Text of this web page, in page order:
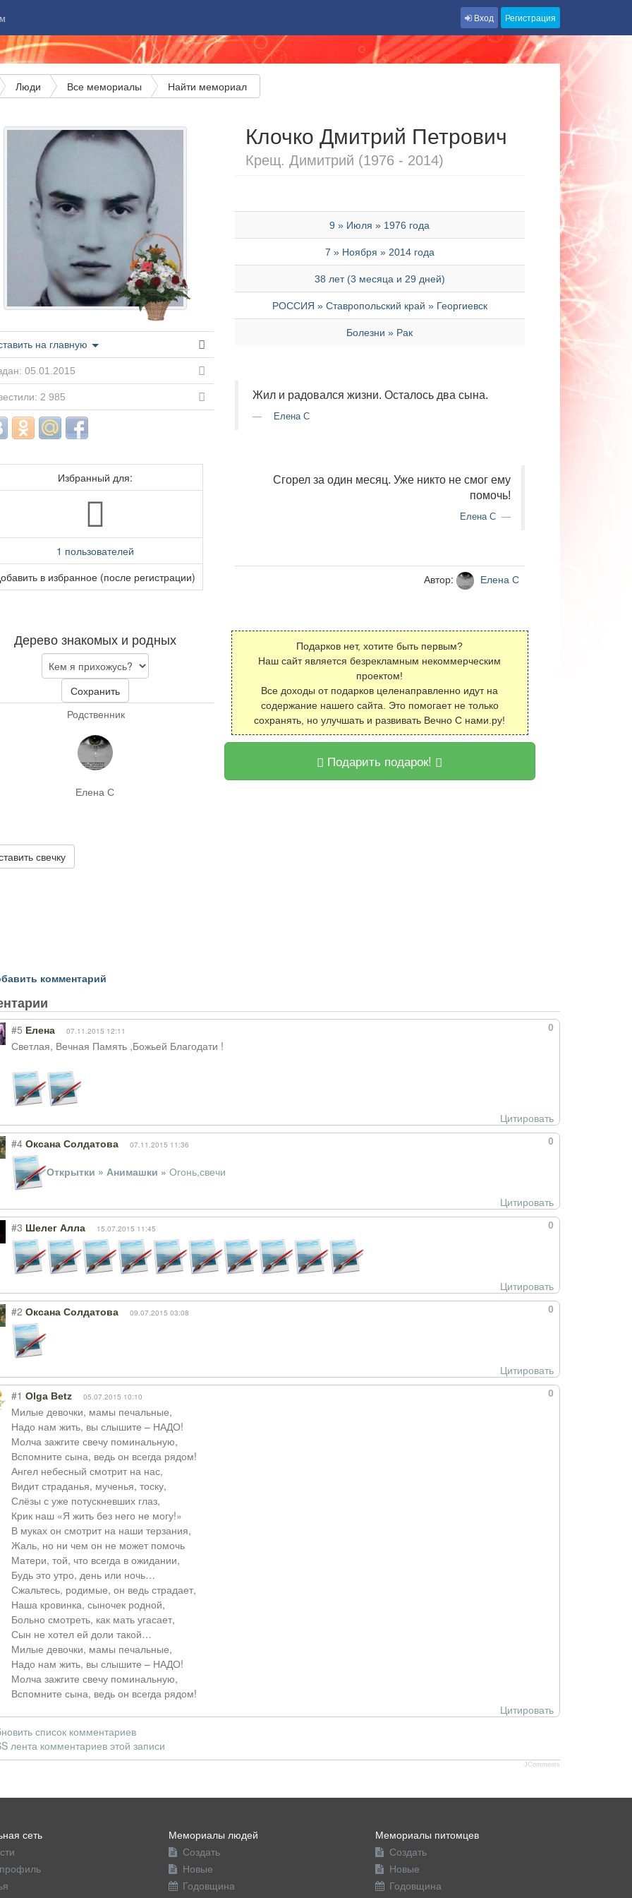
Вход Регистрация
Люди Все мемориалы Найти мемориал
на главную
05.01.2015
2 985
Избранный для:
1 пользователей
в избранное (после регистрации)
Дерево знакомых и родных
Сохранить
Родственник
Елена С
свечку
Клочко Дмитрий Петрович
Крещ. Димитрий (1976 - 2014)
9 » Июля » 1976 года
7 » Ноября » 2014 года
38 лет (3 месяца и 29 дней)
РОССИЯ » Ставропольский край » Георгиевск
Болезни » Рак
Жил и радовался жизни. Осталось два сына.
Елена С
Сгорел за один месяц. Уже никто не смог ему
помочь!
Елена С
Автор: Елена С
Подарков нет, хотите быть первым?
Наш сайт является безрекламным некоммерческим
проектом!
Все доходы от подарков целенаправленно идут на
содержание нашего сайта. Это помогает не только
сохранять, но улучшать и развивать Вечно С нами.ру!
Подарить подарок!
комментарий
0
#5 Елена 07.11.2015 12:11
Светлая, Вечная Память ,Божьей Благодати !
Цитировать
0
#4 Оксана Солдатова 07.11.2015 11:36
Открытки » Анимашки » Огонь,свечи
Цитировать
0
#3 Шелег Алла 15.07.2015 11:45
Цитировать
0
#2 Оксана Солдатова 09.07.2015 03:08
Цитировать
0
#1 Olga Betz 05.07.2015 10:10
Милые девочки, мамы печальные,
Надо нам жить, вы слышите – НАДО!
Молча зажгите свечу поминальную,
Вспомните сына, ведь он всегда рядом!
Ангел небесный смотрит на нас,
Видит страданья, мученья, тоску,
Слёзы с уже потускневших глаз,
Крик наш «Я жить без него не могу!»
В муках он смотрит на наши терзания,
Жаль, но ни чем он не может помочь
Матери, той, что всегда в ожидании,
Будь это утро, день или ночь…
Сжальтесь, родимые, он ведь страдает,
Наша кровинка, сыночек родной,
Больно смотреть, как мать угасает,
Сын не хотел ей доли такой…
Милые девочки, мамы печальные,
Надо нам жить, вы слышите – НАДО!
Молча зажгите свечу поминальную,
Вспомните сына, ведь он всегда рядом!
Цитировать
список комментариев
лента комментариев этой записи
JComments
сеть
Мемориалы людей
Создать
Новые
Годовщина
Мемориалы питомцев
Создать
Новые
Годовщина